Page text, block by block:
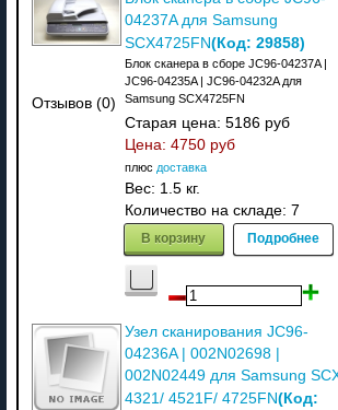
Отзывов (0)
04237A для Samsung
SCX4725FN(Код: 29858)
Блок сканера в сборе JC96-04237A |
JC96-04235A | JC96-04232A для
Samsung SCX4725FN
Старая цена: 5186 руб
Цена: 4750 руб
плюс доставка
Вес: 1.5 кг.
Количество на складе: 7
В корзину Подробнее
Узел сканирования JC96-
04236A | 002N02698 |
002N02449 для Samsung
4321/ 4521F/ 4725FN(Код: